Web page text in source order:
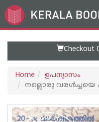
Go
to
Checkout
Home
ഉപന്യാസം
നല്ലൊരു വരള്‍ച്ചയെ